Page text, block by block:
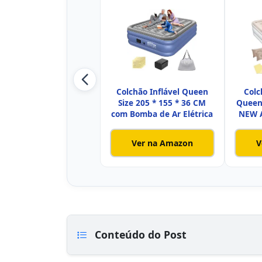
Colchão Inflável Queen
Size 205 * 155 * 36 CM
com Bomba de Ar Elétrica
Ver na Amazon
NEW
Conteúdo do Post